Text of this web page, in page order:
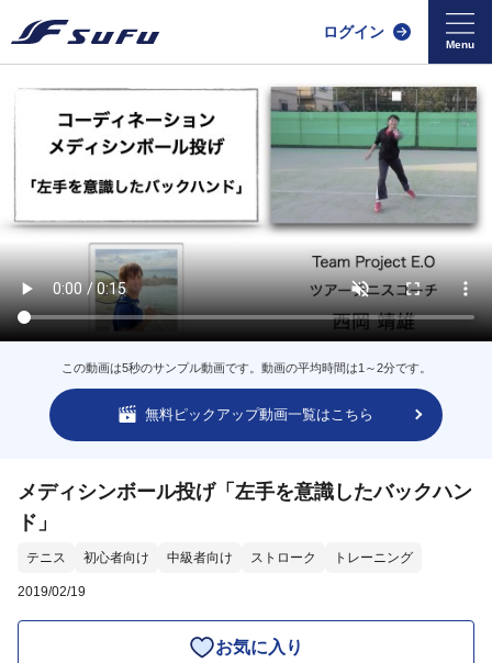
ログイン
この動画は5秒のサンプル動画です。動画の平均時間は1～2分です。
無料ピックアップ動画一覧はこちら
メディシンボール投げ「左手を意識したバックハン
ド」
テニス 初心者向け 中級者向け ストローク トレーニング
2019/02/19
お気に入り